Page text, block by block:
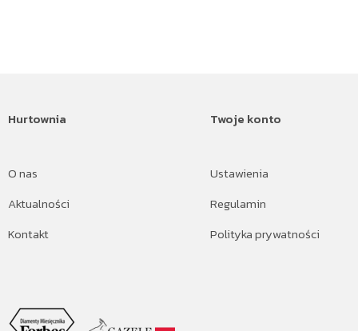
Hurtownia
O nas
Aktualności
Kontakt
Twoje konto
Ustawienia
Regulamin
Polityka prywatności